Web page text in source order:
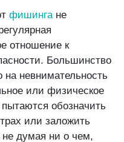
фишинга не
отношение к
Большинство
невнимательность
или физическое
обозначить
или заложить
думая ни о чем,